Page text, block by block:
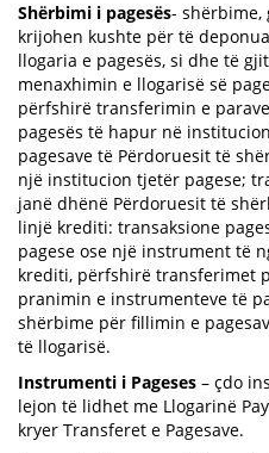
Shërbimi i pagesës- shërbime,
krijohen kushte për të
llogaria e pagesës, si dhe të
menaxhimin e llogarisë së
përfshirë transferimin e
pagesës të hapur në
pagesave të Përdoruesit të
një institucion tjetër pagese;
janë dhënë Përdoruesit të
linjë krediti: transaksione
pagese ose një instrument të
krediti, përfshirë transferimet
pranimin e instrumenteve të
shërbime për fillimin e
të llogarisë.
Instrumenti i Pageses – çdo
lejon të lidhet me Llogarinë
kryer Transferet e Pagesave.